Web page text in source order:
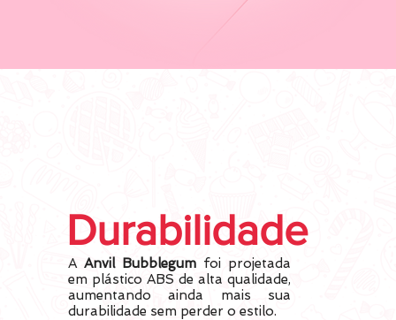
Durabilidade
A Anvil Bubblegum foi projetada
em plástico ABS de alta qualidade,
aumentando ainda mais sua
durabilidade sem perder o estilo.